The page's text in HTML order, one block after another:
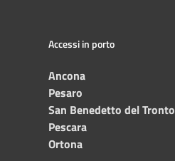
Accessi in porto
Ancona
Pesaro
San Benedetto del Tronto
Pescara
Ortona